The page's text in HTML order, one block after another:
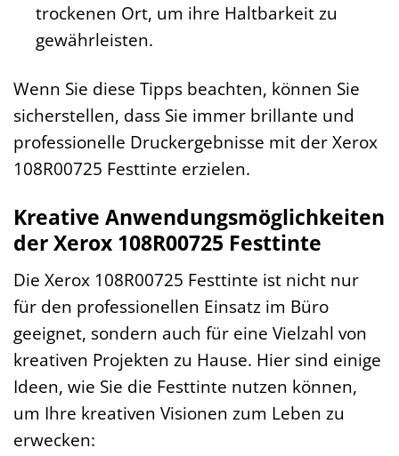
trockenen Ort, um ihre Haltbarkeit zu
gewährleisten.
Wenn Sie diese Tipps beachten, können Sie
sicherstellen, dass Sie immer brillante und
professionelle Druckergebnisse mit der Xerox
108R00725 Festtinte erzielen.
Kreative Anwendungsmöglichkeiten
der Xerox 108R00725 Festtinte
Die Xerox 108R00725 Festtinte ist nicht nur
für den professionellen Einsatz im Büro
geeignet, sondern auch für eine Vielzahl von
kreativen Projekten zu Hause. Hier sind einige
Ideen, wie Sie die Festtinte nutzen können,
um Ihre kreativen Visionen zum Leben zu
erwecken: